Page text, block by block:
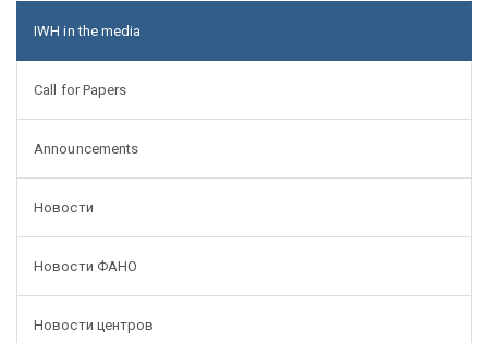
IWH in the media
Call for Papers
Announcements
Новости
Новости ФАНО
Новости центров